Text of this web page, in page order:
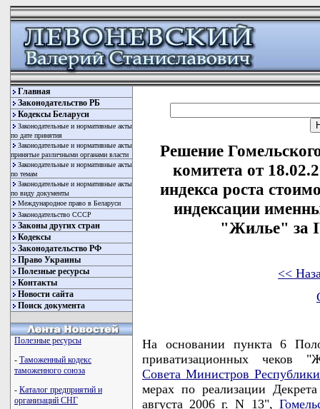
Главная
Законодательство РБ
Кодексы Беларуси
Законодательные и нормативные акты
по дате принятия
Законодательные и нормативные акты
принятые различными органами власти
Законодательные и нормативные акты
по темам
Законодательные и нормативные акты
по виду документы
Международное право в Беларуси
Законодательство СССР
Законы других стран
Кодексы
Законодательство РФ
Право Украины
Полезные ресурсы
Контакты
Новости сайта
Поиск документа
Полезные ресурсы
- Таможенный кодекс
таможенного союза
- Каталог предприятий и
организаций СНГ
Решение
комитета от
индекса роста
индексации
"Жилье" за
<<
На основании пункта 6
приватизационных чеков
Совета Министров
мерах по реализации
августа 2006 г. N 13",